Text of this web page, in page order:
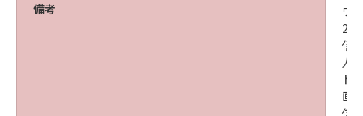
備考
ワ
信
人
ド
画
信